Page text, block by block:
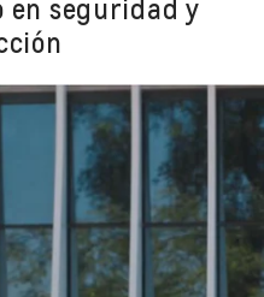
en seguridad y